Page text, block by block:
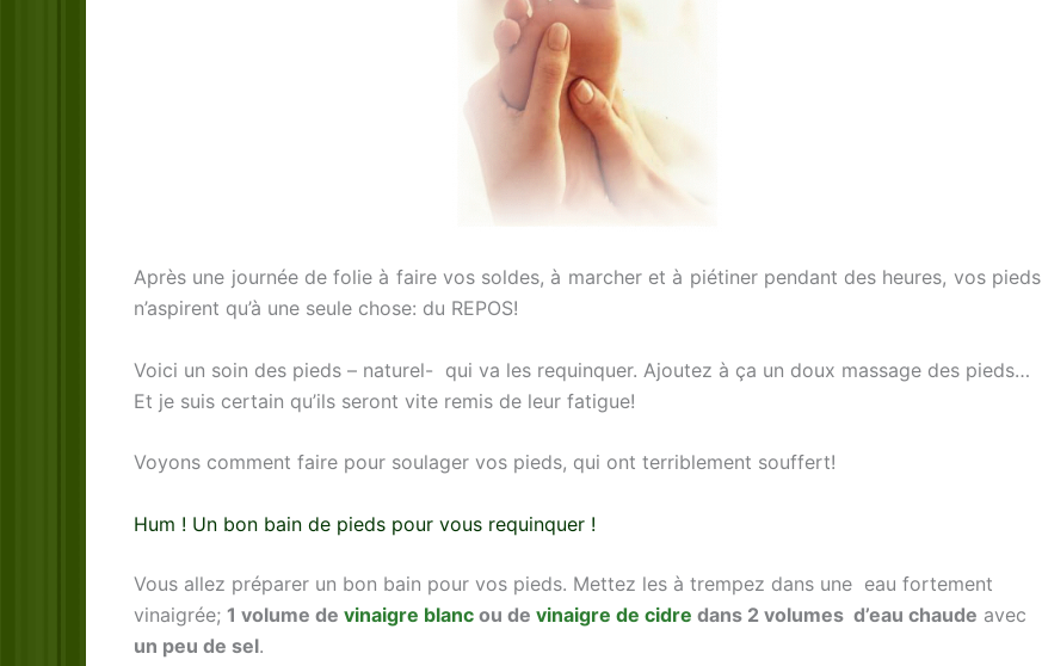
Après une journée de folie à faire vos soldes, à marcher et à piétiner pendant des heures, vos pieds
n’aspirent qu’à une seule chose: du REPOS!
Voici un soin des pieds – naturel- qui va les requinquer. Ajoutez à ça un doux massage des pieds…
Et je suis certain qu’ils seront vite remis de leur fatigue!
Voyons comment faire pour soulager vos pieds, qui ont terriblement souffert!
Hum ! Un bon bain de pieds pour vous requinquer !
Vous allez préparer un bon bain pour vos pieds. Mettez les à trempez dans une eau fortement
vinaigrée; 1 volume de vinaigre blanc ou de vinaigre de cidre dans 2 volumes d’eau chaude avec
un peu de sel.